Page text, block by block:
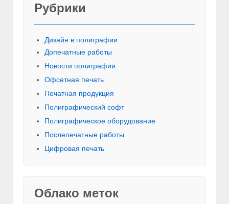
Рубрики
Дизайн в полиграфии
Допечатные работы
Новости полиграфии
Офсетная печать
Печатная продукция
Полиграфический софт
Полиграфическое оборудование
Послепечатные работы
Цифровая печать
Облако меток